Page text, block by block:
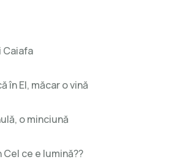
Caiafa
în El, măcar o vină
o minciună
ce e lumină??